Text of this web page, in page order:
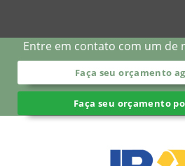
Entre em contato com um de
Faça seu orçamento
Faça seu orçamento